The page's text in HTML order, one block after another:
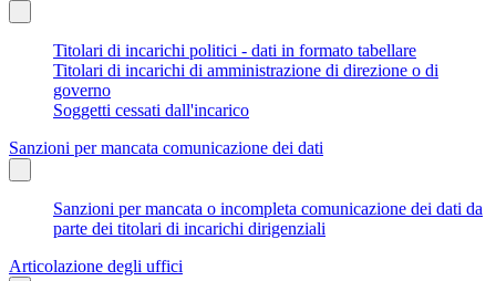
Titolari di incarichi politici - dati in formato tabellare
Titolari di incarichi di amministrazione di direzione o di
governo
Soggetti cessati dall'incarico
Sanzioni per mancata comunicazione dei dati
Sanzioni per mancata o incompleta comunicazione dei dati da
parte dei titolari di incarichi dirigenziali
Articolazione degli uffici